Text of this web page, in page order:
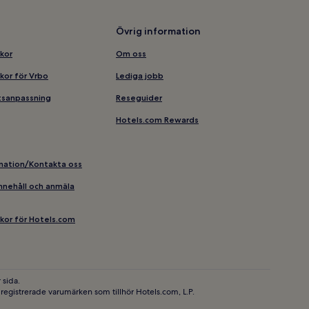
för Vrbo
Kontakta oss
och anmäla
för Hotels.com
Övrig information
Om oss
Lediga jobb
Reseguider
Hotels.com Rewards
varumärken som tillhör Hotels.com, L.P.